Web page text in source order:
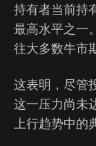
持有者当前持
最高水平之一
往大多数牛市
这表明，尽管
这一压力尚未
上行趋势中的